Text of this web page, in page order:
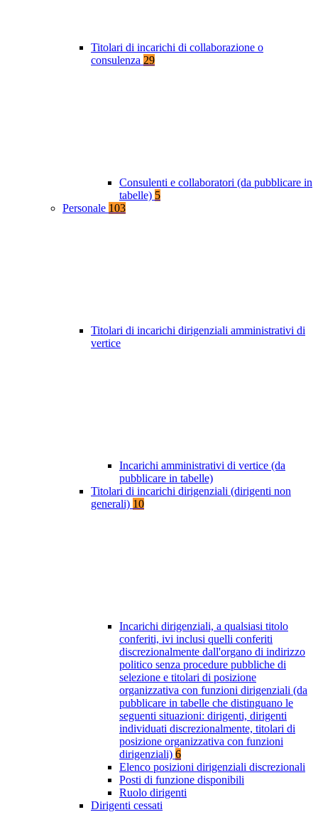
Titolari di incarichi di collaborazione o
consulenza 29
Consulenti e collaboratori (da pubblicare in
tabelle) 5
Personale 103
Titolari di incarichi dirigenziali amministrativi di
vertice
Incarichi amministrativi di vertice (da
pubblicare in tabelle)
Titolari di incarichi dirigenziali (dirigenti non
generali) 10
Incarichi dirigenziali, a qualsiasi titolo
conferiti, ivi inclusi quelli conferiti
discrezionalmente dall'organo di indirizzo
politico senza procedure pubbliche di
selezione e titolari di posizione
organizzativa con funzioni dirigenziali (da
pubblicare in tabelle che distinguano le
seguenti situazioni: dirigenti, dirigenti
individuati discrezionalmente, titolari di
posizione organizzativa con funzioni
dirigenziali) 6
Elenco posizioni dirigenziali discrezionali
Posti di funzione disponibili
Ruolo dirigenti
Dirigenti cessati